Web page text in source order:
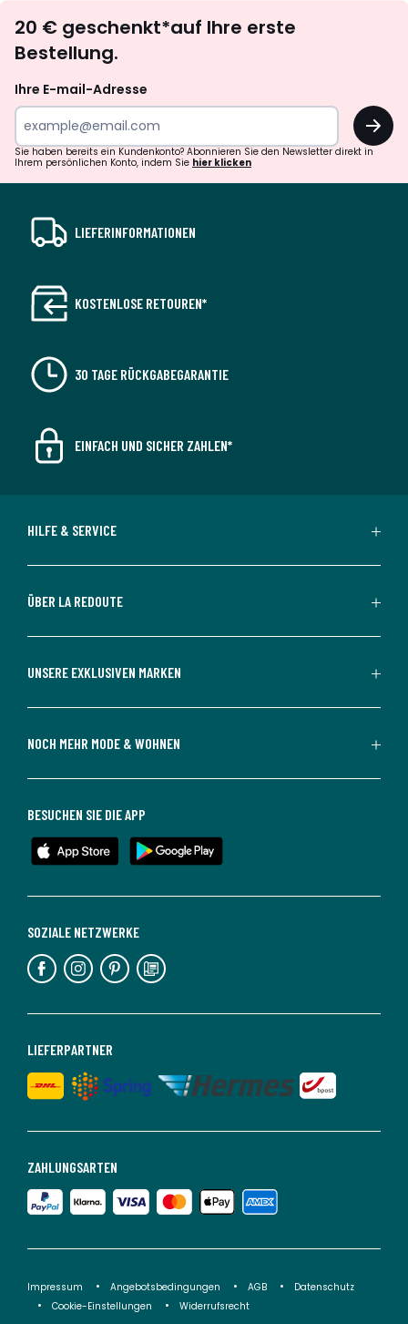
abonnieren
20 € geschenkt*auf Ihre erste
Bestellung.
Ihre E-mail-Adresse
OK
Sie haben bereits ein Kundenkonto? Abonnieren Sie den Newsletter direkt in
Ihrem persönlichen Konto, indem Sie hier klicken
LIEFERINFORMATIONEN
KOSTENLOSE RETOUREN*
30 TAGE RÜCKGABEGARANTIE
EINFACH UND SICHER ZAHLEN*
HILFE & SERVICE
ÜBER LA REDOUTE
UNSERE EXKLUSIVEN MARKEN
NOCH MEHR MODE & WOHNEN
ZAHLUNGSARTEN
LIEFERPARTNER
SOZIALE NETZWERKE
BESUCHEN SIE DIE APP
Impressum Angebotsbedingungen AGB
Datenschutz
Cookie-Einstellungen
Widerrufsrecht